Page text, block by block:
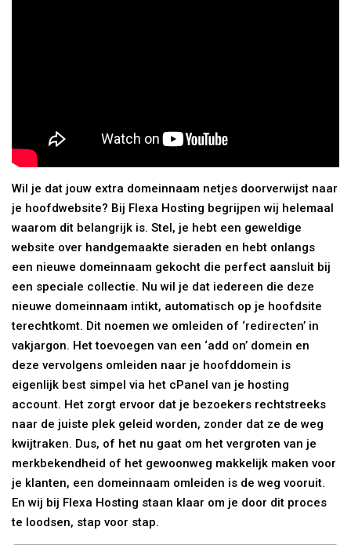
Wil je dat jouw extra domeinnaam netjes doorverwijst naar
je hoofdwebsite? Bij Flexa Hosting begrijpen wij helemaal
waarom dit belangrijk is. Stel, je hebt een geweldige
website over handgemaakte sieraden en hebt onlangs
een nieuwe domeinnaam gekocht die perfect aansluit bij
een speciale collectie. Nu wil je dat iedereen die deze
nieuwe domeinnaam intikt, automatisch op je hoofdsite
terechtkomt. Dit noemen we omleiden of ‘redirecten’ in
vakjargon. Het toevoegen van een ‘add on’ domein en
deze vervolgens omleiden naar je hoofddomein is
eigenlijk best simpel via het cPanel van je hosting
account. Het zorgt ervoor dat je bezoekers rechtstreeks
naar de juiste plek geleid worden, zonder dat ze de weg
kwijtraken. Dus, of het nu gaat om het vergroten van je
merkbekendheid of het gewoonweg makkelijk maken voor
je klanten, een domeinnaam omleiden is de weg vooruit.
En wij bij Flexa Hosting staan klaar om je door dit proces
te loodsen, stap voor stap.